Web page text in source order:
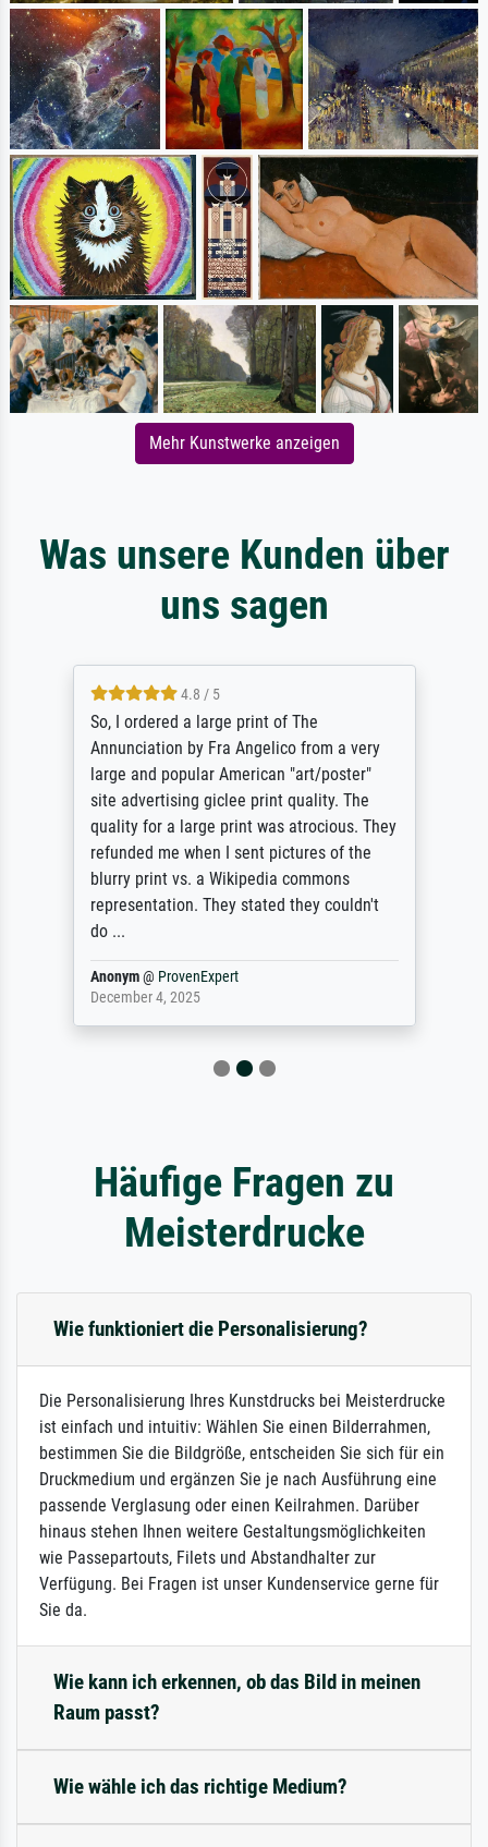
Mehr Kunstwerke anzeigen
Was unsere Kunden über
uns sagen
4.8 / 5
So, I ordered a large print of The
Annunciation by Fra Angelico from a very
large and popular American "art/poster"
site advertising giclee print quality. The
quality for a large print was atrocious. They
refunded me when I sent pictures of the
blurry print vs. a Wikipedia commons
representation. They stated they couldn't
do ...
Anonym@ ProvenExpert
December 4, 2025
Häufige Fragen zu
Meisterdrucke
Wie funktioniert die Personalisierung?
Die Personalisierung Ihres Kunstdrucks bei Meisterdrucke
ist einfach und intuitiv: Wählen Sie einen Bilderrahmen,
bestimmen Sie die Bildgröße, entscheiden Sie sich für ein
Druckmedium und ergänzen Sie je nach Ausführung eine
passende Verglasung oder einen Keilrahmen. Darüber
hinaus stehen Ihnen weitere Gestaltungsmöglichkeiten
wie Passepartouts, Filets und Abstandhalter zur
Verfügung. Bei Fragen ist unser Kundenservice gerne für
Sie da.
Wie kann ich erkennen, ob das Bild in meinen
Raum passt?
Wie wähle ich das richtige Medium?